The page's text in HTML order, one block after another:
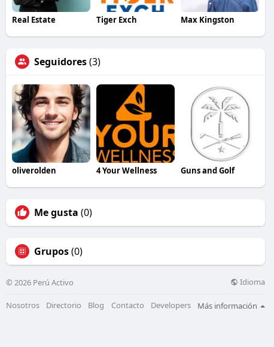
Real Estate Tiger Exch Max Kingston
Seguidores(3)
oliverolden 4 Your Wellness Guns and Golf
Me gusta (0)
Grupos(0)
© 2026 Perú Activo Idioma
Nosotros Directorio Blog Contacto Developers Más información